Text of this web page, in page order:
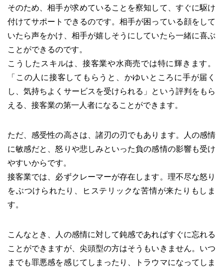
そのため、相手が求めていることを察知して、すぐに駆け
付けてサポートできるのです。相手が困っている顔をして
いたら声をかけ、相手が嬉しそうにしていたら一緒に喜ぶ
ことができるのです。
こうしたスキルは、接客業や水商売では特に輝きます。
「この人に接客してもらうと、かゆいところに手が届く
し、気持ちよくサービスを受けられる」という評判をもら
える、接客業の第一人者になることができます。
ただ、感受性の高さは、諸刃の刃でもあります。人の感情
に敏感だと、怒りや悲しみといった負の感情の影響も受け
やすいからです。
接客業では、必ずクレーマーが存在します。理不尽な怒り
をぶつけられたり、ヒステリックな苦情が来たりもしま
す。
こんなとき、人の感情に対して鈍感であればすぐに忘れる
ことができますが、尖頭型の方はそうもいきません。いつ
までも罪悪感を感じてしまったり、トラウマになってしま